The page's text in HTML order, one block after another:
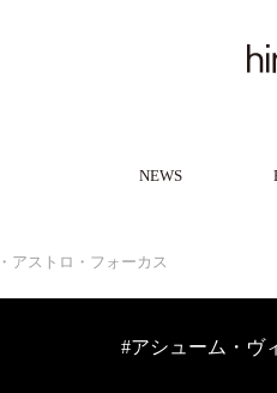
NEWS
ストロ・フォーカス
#アシューム・ヴ